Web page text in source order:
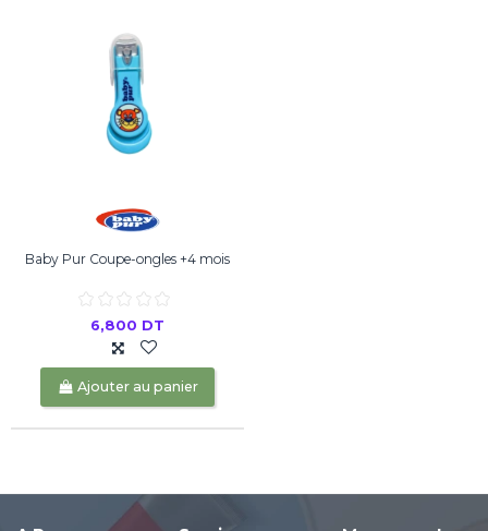
Baby Pur Coupe-ongles +4 mois
6,800 DT
Ajouter au panier